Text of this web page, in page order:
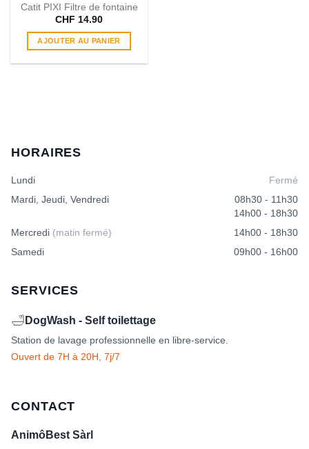
Catit PIXI Filtre de fontaine
CHF 14.90
AJOUTER AU PANIER
HORAIRES
Lundi
Fermé
Mardi, Jeudi, Vendredi
08h30 - 11h30
14h00 - 18h30
Mercredi (matin fermé)
14h00 - 18h30
Samedi
09h00 - 16h00
SERVICES
🛁 DogWash - Self toilettage
Station de lavage professionnelle en libre-service.
Ouvert de 7H à 20H, 7j/7
CONTACT
AnimôBest Sàrl